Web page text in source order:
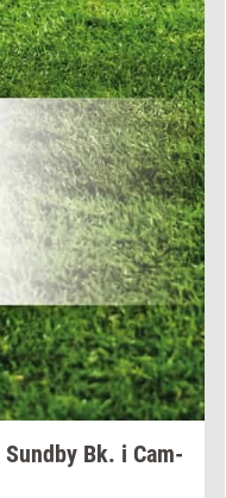
Sund­by Bk. i Cam­